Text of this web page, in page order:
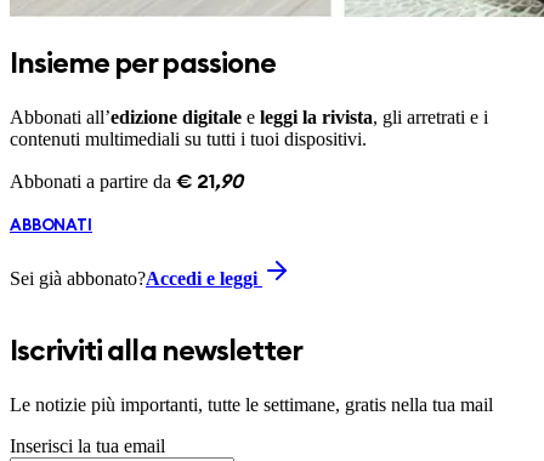
Insieme per passione
Abbonati all’edizione digitale e leggi la rivista, gli arretrati e i
contenuti multimediali su tutti i tuoi dispositivi.
Abbonati a partire da € 21 ,90
ABBONATI
Sei già abbonato?Accedi e leggi
Iscriviti alla newsletter
Le notizie più importanti, tutte le settimane, gratis nella tua mail
Inserisci la tua email